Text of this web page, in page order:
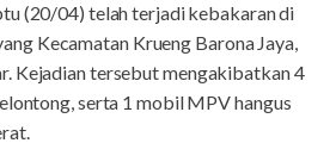
(20/04) telah terjadi kebakaran di
Kecamatan Krueng Barona Jaya,
Kejadian tersebut mengakibatkan 4
serta 1 mobil MPV hangus